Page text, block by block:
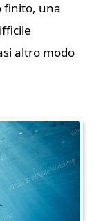
finito, una
altro modo